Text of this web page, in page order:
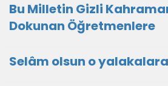
Bu Milletin Gizli
Dokunan Öğretmenlere
Selâm olsun o